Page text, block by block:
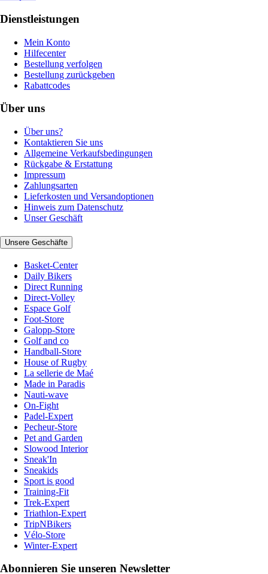
Dienstleistungen
Mein Konto
Hilfecenter
Bestellung verfolgen
Bestellung zurückgeben
Rabattcodes
Über uns
Über uns?
Kontaktieren Sie uns
Allgemeine Verkaufsbedingungen
Rückgabe & Erstattung
Impressum
Zahlungsarten
Lieferkosten und Versandoptionen
Hinweis zum Datenschutz
Unser Geschäft
Unsere Geschäfte
Basket-Center
Daily Bikers
Direct Running
Direct-Volley
Espace Golf
Foot-Store
Galopp-Store
Golf and co
Handball-Store
House of Rugby
La sellerie de Maé
Made in Paradis
Nauti-wave
On-Fight
Padel-Expert
Pecheur-Store
Pet and Garden
Slowood Interior
Sneak'In
Sneakids
Sport is good
Training-Fit
Trek-Expert
Triathlon-Expert
TripNBikers
Vélo-Store
Winter-Expert
Abonnieren Sie unseren Newsletter